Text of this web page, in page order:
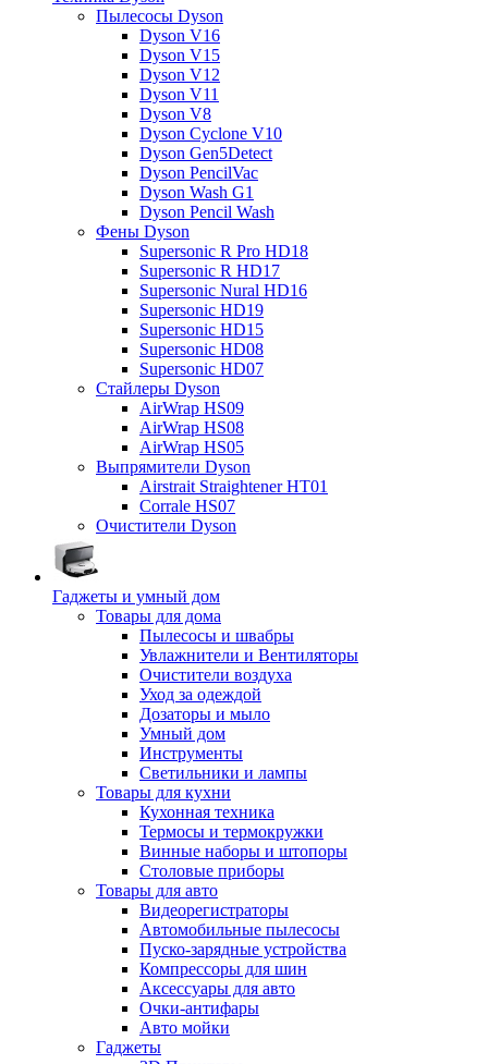
Пылесосы Dyson
Dyson V16
Dyson V15
Dyson V12
Dyson V11
Dyson V8
Dyson Cyclone V10
Dyson Gen5Detect
Dyson PencilVac
Dyson Wash G1
Dyson Pencil Wash
Фены Dyson
Supersonic R Pro HD18
Supersonic R HD17
Supersonic Nural HD16
Supersonic HD19
Supersonic HD15
Supersonic HD08
Supersonic HD07
Стайлеры Dyson
AirWrap HS09
AirWrap HS08
AirWrap HS05
Выпрямители Dyson
Airstrait Straightener HT01
Corrale HS07
Очистители Dyson
Гаджеты и умный дом
Товары для дома
Пылесосы и швабры
Увлажнители и Вентиляторы
Очистители воздуха
Уход за одеждой
Дозаторы и мыло
Умный дом
Инструменты
Светильники и лампы
Товары для кухни
Кухонная техника
Термосы и термокружки
Винные наборы и штопоры
Столовые приборы
Товары для авто
Видеорегистраторы
Автомобильные пылесосы
Пуско-зарядные устройства
Компрессоры для шин
Аксессуары для авто
Очки-антифары
Авто мойки
Гаджеты